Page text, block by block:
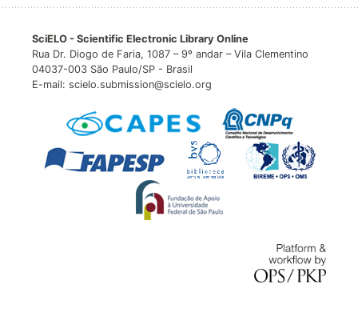
SciELO - Scientific Electronic Library Online
Rua Dr. Diogo de Faria, 1087 – 9º andar – Vila Clementino
04037-003 São Paulo/SP - Brasil
E-mail: scielo.submission@scielo.org